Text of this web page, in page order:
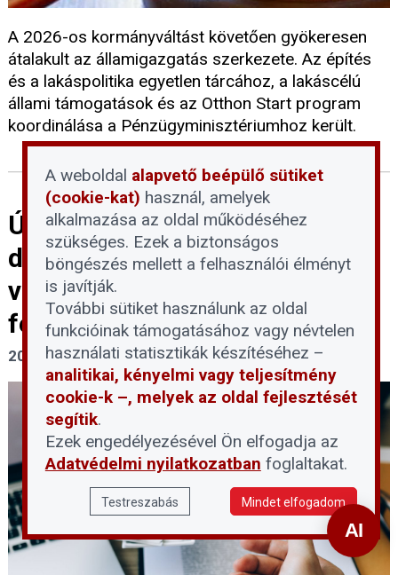
A 2026-os kormányváltást követően gyökeresen
átalakult az államigazgatás szerkezete. Az építés
és a lakáspolitika egyetlen tárcához, a lakáscélú
állami támogatások és az Otthon Start program
koordinálása a Pénzügyminisztériumhoz került.
Új törvényjavaslat a
devizahiteles eljárások és
végrehajtások
felfüggesztéséről
2026. május 21.
A weboldal alapvető beépülő sütiket
(cookie-kat) használ, amelyek
alkalmazása az oldal működéséhez
szükséges. Ezek a biztonságos
böngészés mellett a felhasználói élményt
is javítják.
További sütiket használunk az oldal
funkcióinak támogatásához vagy névtelen
használati statisztikák készítéséhez –
analitikai, kényelmi vagy teljesítmény
cookie-k –, melyek az oldal fejlesztését
segítik.
Ezek engedélyezésével Ön elfogadja az
Adatvédelmi nyilatkozatban foglaltakat.
Testreszabás Mindet elfogadom